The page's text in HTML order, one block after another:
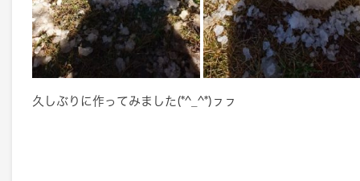
久しぶりに作ってみました(*^_^*)ㇷㇷ